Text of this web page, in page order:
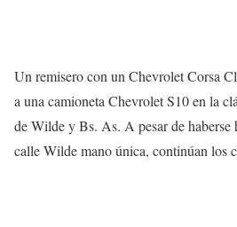
Un remisero con un Chevrolet Corsa
a una camioneta Chevrolet S10 en la
de Wilde y Bs. As. A pesar de haberse
calle Wilde mano única, continúan los